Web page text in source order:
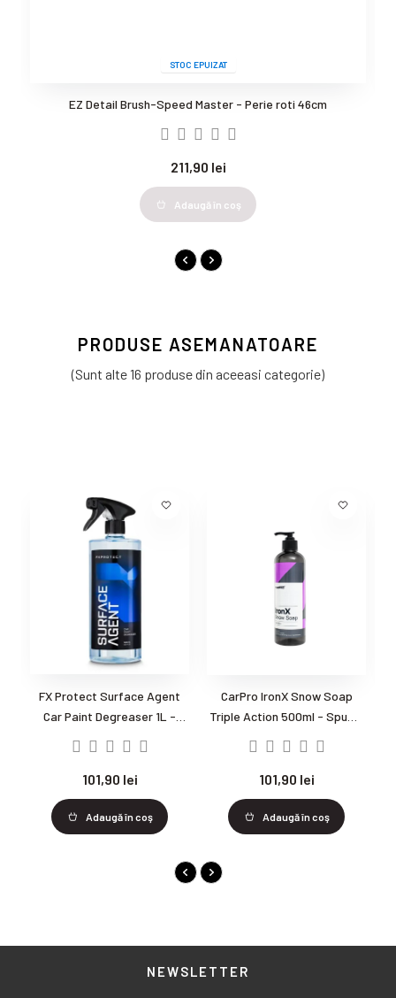
STOC EPUIZAT
EZ Detail Brush-Speed Master - Perie roti 46cm
211,90 lei
Adaugă în coş
PRODUSE ASEMANATOARE
(Sunt alte 16 produse din aceeasi categorie)
FX Protect Surface Agent
Car Paint Degreaser 1L -
101,90 lei
Adaugă în coş
CarPro IronX Snow Soap
Triple Action 500ml - Spuma
degresant, curatator...
101,90 lei
Adaugă în coş
NEWSLETTER